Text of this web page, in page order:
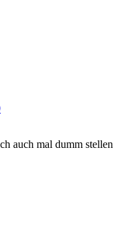
auch mal dumm stellen